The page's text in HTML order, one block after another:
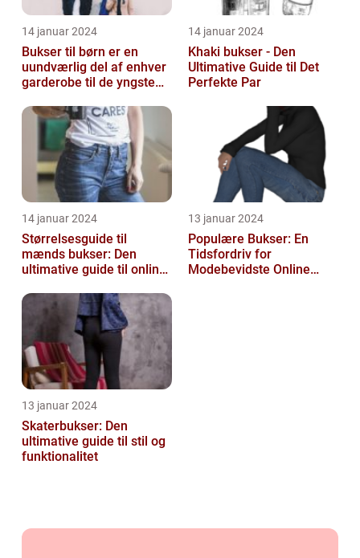
14 januar 2024
Bukser til børn er en
uundværlig del af enhver
garderobe til de yngste
14 januar 2024
Khaki bukser - Den
Ultimative Guide til Det
Perfekte Par
14 januar 2024
Størrelsesguide til
mænds bukser: Den
ultimative guide til online-
handelskunder
13 januar 2024
Populære Bukser: En
Tidsfordriv for
Modebevidste Online
13 januar 2024
Skaterbukser: Den
ultimative guide til stil og
funktionalitet